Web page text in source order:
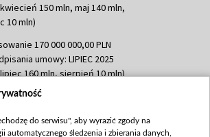
150 mln, maj 140 mln,
10 mln)
170 000 000,00 PLN
umowy: LIPIEC 2025
160 mln, sierpień 10 mln)
60 000 000,00 PLN
60 mln)
do serwisu", aby wyrazić zgody na
automatycznego śledzenia i zbierania danych,